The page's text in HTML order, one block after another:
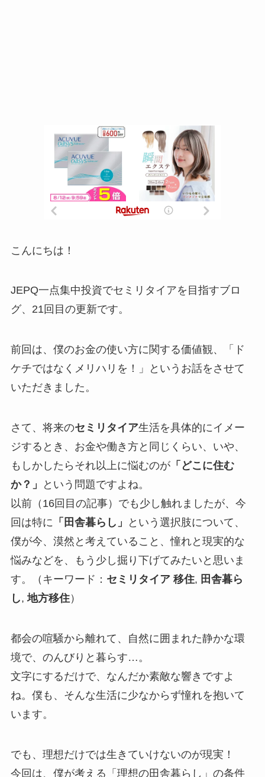
こんにちは！
JEPQ一点集中投資でセミリタイアを目指すブロ
グ、21回目の更新です。
前回は、僕のお金の使い方に関する価値観、「ド
ケチではなくメリハリを！」というお話をさせて
いただきました。
さて、将来のセミリタイア生活を具体的にイメー
ジするとき、お金や働き方と同じくらい、いや、
もしかしたらそれ以上に悩むのが「どこに住む
か？」
という問題ですよね。
以前（16回目の記事）でも少し触れましたが、今
回は特に 「田舎暮らし」
という選択肢について、
僕が今、漠然と考えていること、憧れと現実的な
悩みなどを、もう少し掘り下げてみたいと思いま
す。（キーワード： セミリタイア 移住, 田舎暮ら
し,地方移住）
都会の喧騒から離れて、自然に囲まれた静かな環
境で、のんびりと暮らす…。
文字にするだけで、なんだか素敵な響きですよ
ね。僕も、そんな生活に少なからず憧れを抱いて
います。
でも、理想だけでは生きていけないのが現実！
今回は、僕が考える「理想の田舎暮らし」の条件